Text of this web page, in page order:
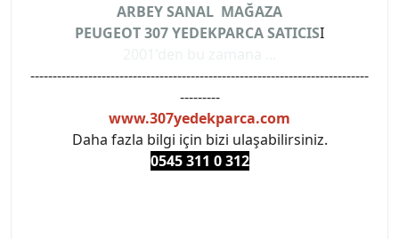
ARBEY SANAL MAĞAZA
PEUGEOT 307 YEDEKPARCA SATICISI
----------------------------------------------------------------------------
---------
www.307yedekparca.com
Daha fazla bilgi için bizi ulaşabilirsiniz.
0545 311 0 312